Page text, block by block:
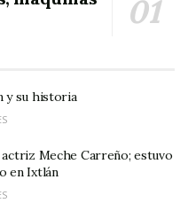
y su historia
Meche Carreño; estuvo
en Ixtlán